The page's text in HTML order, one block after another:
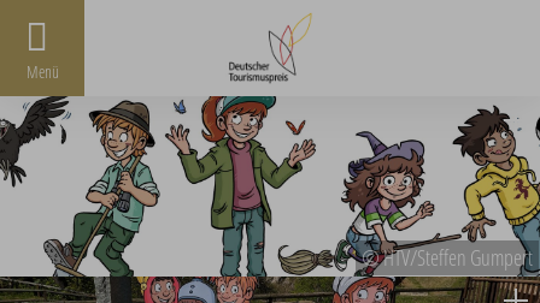
Menü
© HTV/Steffen Gumpert